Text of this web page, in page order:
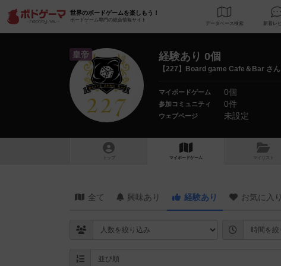
世界のボードゲームを楽しもう！
ボードゲーム専門の総合情報サイト
データベース 検索
皇帝 経験あり 0個
【227】Board game Cafe＆Bar さん
マイボードゲーム 0個
参加コミュニティ 0件
ウェブページ 未設定
トップ マイボードゲーム マイリスト
全て 興味あり 経験あり お気に入り